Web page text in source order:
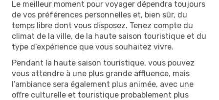
Le meilleur moment pour voyager dépendra toujours
de vos préférences personnelles et, bien sûr, du
temps libre dont vous disposez. Tenez compte du
climat de la ville, de la haute saison touristique et du
type d’expérience que vous souhaitez vivre.
Pendant la haute saison touristique, vous pouvez
vous attendre à une plus grande affluence, mais
l’ambiance sera également plus animée, avec une
offre culturelle et touristique probablement plus